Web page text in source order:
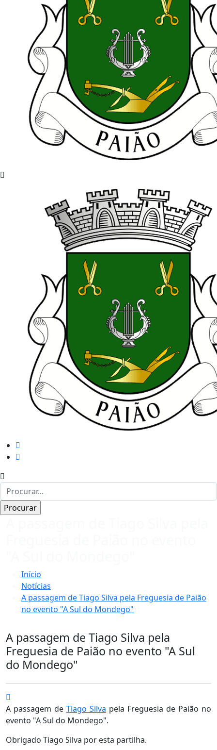
Início
Notícias
A passagem de Tiago Silva pela Freguesia de Paião
no evento "A Sul do Mondego"
A passagem de Tiago Silva pela
Freguesia de Paião no evento "A Sul
do Mondego"
A passagem de Tiago Silva pela Freguesia de Paião no
evento "A Sul do Mondego".
Obrigado Tiago Silva por esta partilha.